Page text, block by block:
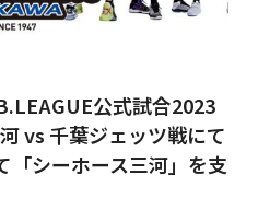
公式試合2023
vs 千葉ジェッツ戦にて
「シーホース三河」を支